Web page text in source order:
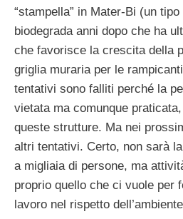
“stampella” in Mater-Bi (un
biodegrada anni dopo che ha
che favorisce la crescita della
griglia muraria per le
tentativi sono falliti perché la
vietata ma comunque
queste strutture. Ma nei
altri tentativi. Certo, non sarà
a migliaia di persone, ma
proprio quello che ci vuole per
lavoro nel rispetto